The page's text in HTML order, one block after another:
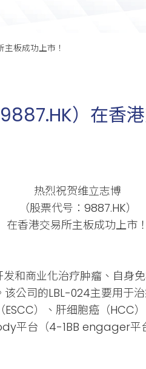
板成功上市！
）在香
热烈祝贺维立志博
（股票代号：9887.HK）
在香港交易所主板成功上市！
和商业化治疗肿瘤、自身
公司的LBL-024主要用于
）、肝细胞癌（HCC
台（4-1BB engager平